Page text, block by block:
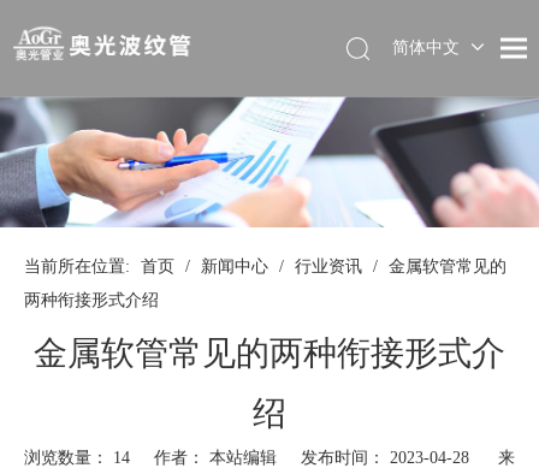
简体中文
当前所在位置: 首页 / 新闻中心 / 行业资讯 / 金属软管常见的
两种衔接形式介绍
金属软管常见的两种衔接形式介
绍
浏览数量： 14 作者： 本站编辑 发布时间： 2023-04-28 来